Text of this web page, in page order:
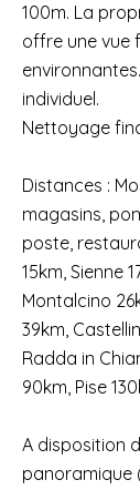
100m. La
offre une vue
individuel.
Nettoyage
Distances :
magasins,
poste,
15km, Sienne
Montalcino
39km,
Radda in
90km, Pise
A disposition
panoramique